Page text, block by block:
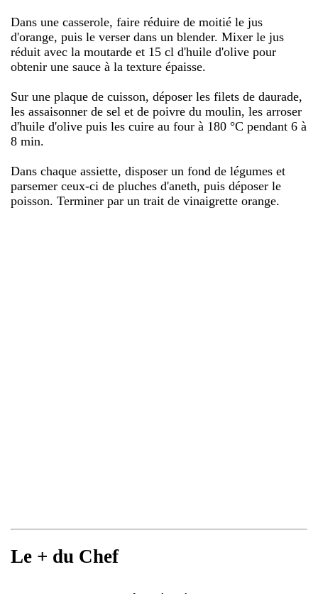
Dans une casserole, faire réduire de moitié le jus
d'orange, puis le verser dans un blender. Mixer le jus
réduit avec la moutarde et 15 cl d'huile d'olive pour
obtenir une sauce à la texture épaisse.
Sur une plaque de cuisson, déposer les filets de daurade,
les assaisonner de sel et de poivre du moulin, les arroser
d'huile d'olive puis les cuire au four à 180 °C pendant 6 à
8 min.
Dans chaque assiette, disposer un fond de légumes et
parsemer ceux-ci de pluches d'aneth, puis déposer le
poisson. Terminer par un trait de vinaigrette orange.
Le + du Chef